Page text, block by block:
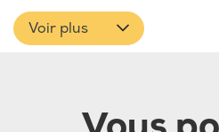
Voir plus